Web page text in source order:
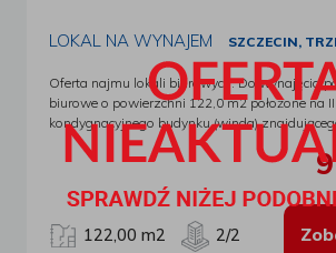
LOKAL NA WYNAJEM SZCZECIN,
Oferta najmu lokali biurowych. Do wynajęcia
biurowe o powierzchni 122,0 m2 położone na
kondygnacyjnego budynku (winda)
Szczecinie Dąbie przy ul. Cynkowej .
budynek oddany do użytku w 2019 roku,
najwyższym Specyfikacja pomieszczeń przy
m2: pomieszczenie pomocnicze - 9,7 m2,
biurowe - 29,9 m2, pomieszczenie biurowe -
kuchenny - 10,9 m2, toaleta + prysznic - 13,6
122,00 m2 2/2